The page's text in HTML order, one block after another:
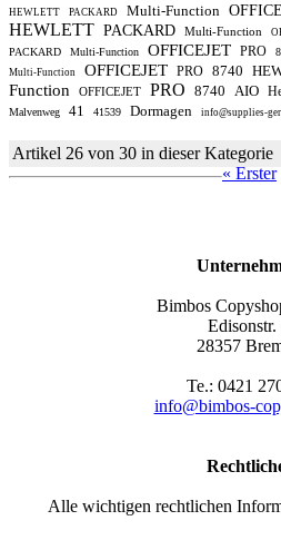
HEWLETT PACKARD Multi-Function
HEWLETT PACKARD Multi-Function
PACKARD Multi-Function OFFICEJET PRO
Multi-Function OFFICEJET PRO 8740
Function
OFFICEJET PRO 8740 AIO
Malvenweg 41 41539 Dormagen info@supplies-
Artikel 26 von 30 in dieser Kategorie
« Erster
Bimbos
Edisonstr.
28357
Te.: 0421
info@bimbos-
Alle wichtigen rechtlichen